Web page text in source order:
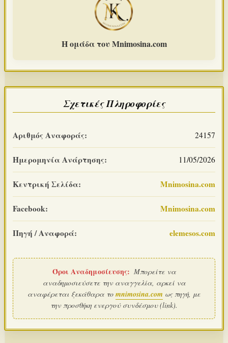
Η ομάδα του Mnimosina.com
Σχετικές Πληροφορίες
Αριθμός Αναφοράς: 24157
Ημερομηνία Ανάρτησης: 11/05/2026
Κεντρική Σελίδα: Mnimosina.com
Facebook: Mnimosina.com
Πηγή / Αναφορά: elemesos.com
Όροι Αναδημοσίευσης: Μπορείτε να
αναδημοσιεύσετε την αναγγελία, αρκεί να
αναφέρεται ξεκάθαρα το mnimosina.com ως πηγή, με
την προσθήκη ενεργού συνδέσμου (link).